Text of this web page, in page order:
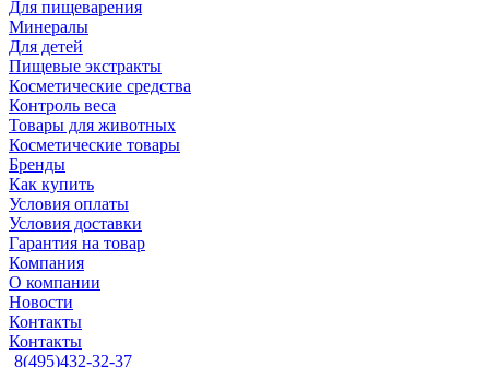
Для пищеварения
Минералы
Для детей
Пищевые экстракты
Косметические средства
Контроль веса
Товары для животных
Косметические товары
Бренды
Как купить
Условия оплаты
Условия доставки
Гарантия на товар
Компания
О компании
Новости
Контакты
Контакты
8(495)432-32-37